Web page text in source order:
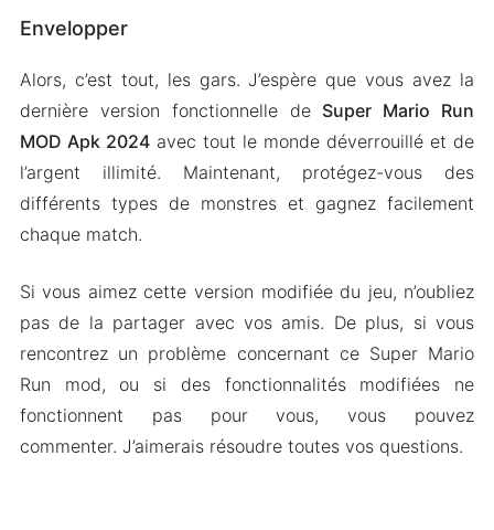
Envelopper
Alors, c’est tout, les gars. J’espère que vous avez la
dernière version fonctionnelle de Super Mario Run
MOD Apk 2024avec tout le monde déverrouillé et de
l’argent illimité. Maintenant, protégez-vous des
différents types de monstres et gagnez facilement
chaque match.
Si vous aimez cette version modifiée du jeu, n’oubliez
pas de la partager avec vos amis. De plus, si vous
rencontrez un problème concernant ce Super Mario
Run mod, ou si des fonctionnalités modifiées ne
fonctionnent pas pour vous, vous pouvez
commenter. J’aimerais résoudre toutes vos questions.